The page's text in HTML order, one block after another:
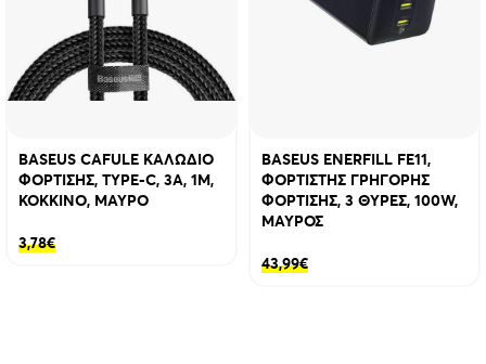
BASEUS CAFULE ΚΑΛΩΔΙΟ
ΦΟΡΤΙΣΗΣ, TYPE-C, 3A, 1M,
ΚΟΚΚΙΝΟ, ΜΑΥΡΟ
3,78€
BASEUS ENERFILL FE11,
ΦΟΡΤΙΣΤΗΣ ΓΡΗΓΟΡΗΣ
ΦΟΡΤΙΣΗΣ, 3 ΘΥΡΕΣ, 100W,
ΜΑΥΡΟΣ
43,99€